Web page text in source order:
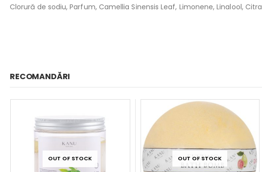
Clorură de sodiu, Parfum, Camellia Sinensis Leaf, Limonene, Linalool,
RECOMANDĂRI
OUT OF STOCK OUT OF STOCK